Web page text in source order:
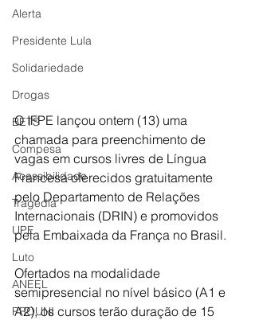
Alerta
Presidente Lula
Solidariedade
Drogas
BETS
Compesa
Acessibilidade
Tragédia
UPE
Luto
ANEEL
PROUNI
O IFPE lançou ontem (13) uma
chamada para preenchimento de
vagas em cursos livres de Língua
Francesa oferecidos gratuitamente
pelo Departamento de Relações
Internacionais (DRIN) e promovidos
pela Embaixada da França no Brasil.
Ofertados na modalidade
semipresencial no nível básico (A1 e
A2), os cursos terão duração de 15